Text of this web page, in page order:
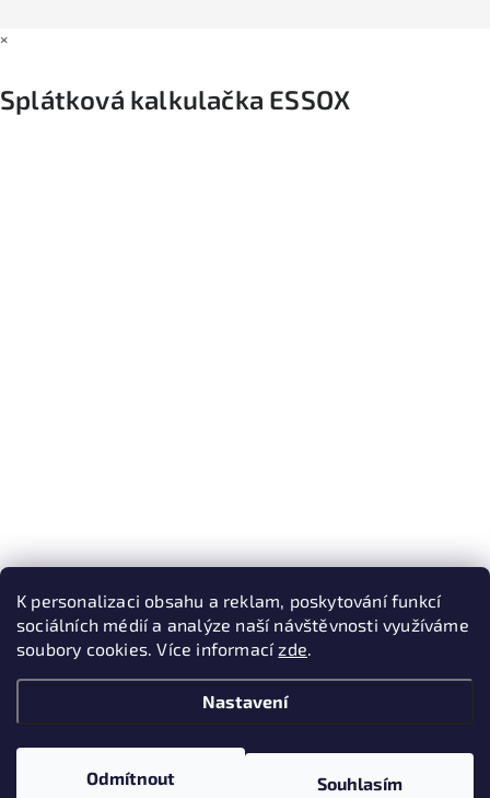
K personalizaci obsahu a reklam, poskytování funkcí
sociálních médií a analýze naší návštěvnosti využíváme
soubory cookies. Více informacízde.
Nastavení
Odmítnout Souhlasím
×
Splátková kalkulačka ESSOX